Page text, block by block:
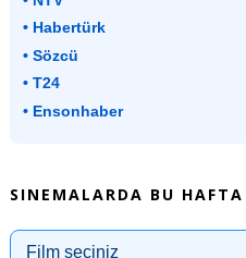
• Habertürk
• Sözcü
• T24
• Ensonhaber
SINEMALARDA BU HAFTA